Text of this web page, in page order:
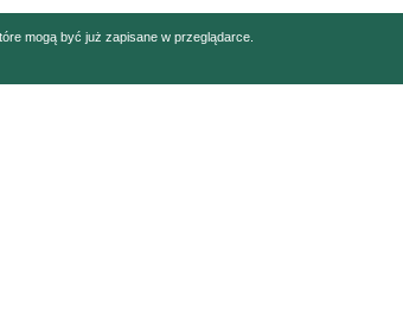
mogą być już zapisane w przeglądarce.